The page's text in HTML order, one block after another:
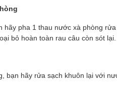
pha 1 thau nước xà phòng
bỏ hoàn toàn rau câu còn sót lại.
bạn hãy rửa sạch khuôn lại với